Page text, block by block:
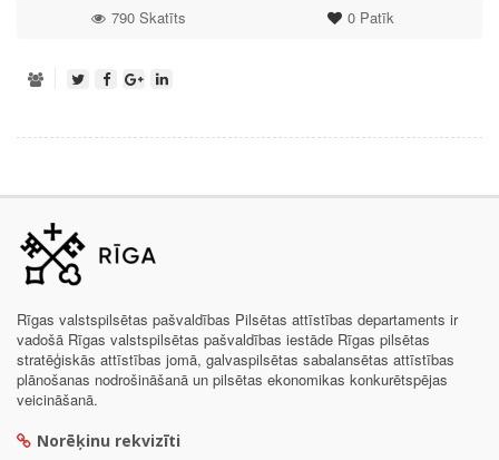
0Patīk
790 Skatīts
Rīgas valstspilsētas pašvaldības Pilsētas attīstības departaments ir
vadošā Rīgas valstspilsētas pašvaldības iestāde Rīgas pilsētas
stratēģiskās attīstības jomā, galvaspilsētas sabalansētas attīstības
plānošanas nodrošināšanā un pilsētas ekonomikas konkurētspējas
veicināšanā.
Norēķinu rekvizīti